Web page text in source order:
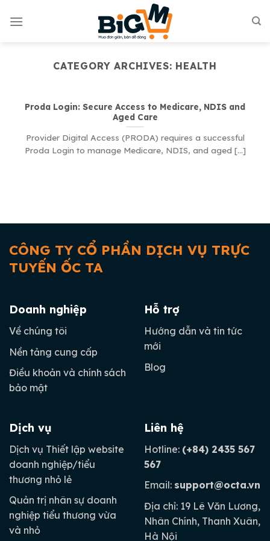
CATEGORY ARCHIVES: HEALTH
Proda Login: Secure Access to Medicare, NDIS and
Aged Care
Provider Digital Access (PRODA) requires a successful
Proda Login to manage Medicare, NDIS, and aged [...]
CÔNG TY CỔ PHẦN DỊCH VỤ TRỰC
TUYẾN ỐC TA
Doanh nghiệp
Về chúng tôi
Nền tảng cung cấp
Điều khoản và chính sách
bảo mật
Hỗ trợ
Hướng dẫn và tin tức
mới
Blog
Dịch vụ
Dịch vụ Thiết lập website
doanh nghiệp/tiểu
thương nhỏ lẻ
Quản trị nhân sự doanh
nghiệp tiểu thương vừa
và nhỏ
Liên hệ
Hotline: (+84) 2435 567
567
Email: support@octa.vn
Địa chỉ: 19 Lê Văn Lương,
Nhân Chính, Thanh Xuân,
Hà Nội